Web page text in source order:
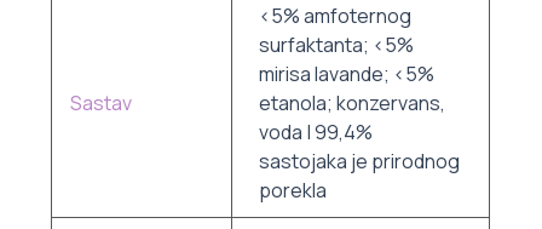
Sastav
<5% amfoternog
surfaktanta; <5%
mirisa lavande; <5%
etanola; konzervans,
voda | 99,4%
sastojaka je prirodnog
porekla